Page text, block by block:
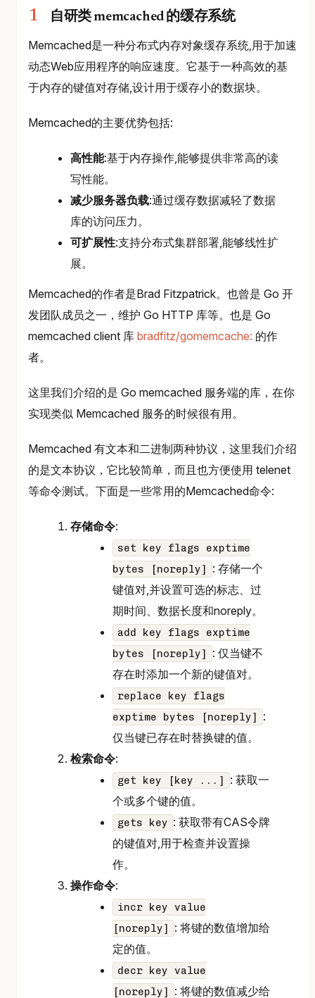
自研类 memcached 的缓存系统
Memcached是一种分布式内存对象缓存系统,用于加速
动态Web应用程序的响应速度。它基于一种高效的基
于内存的键值对存储,设计用于缓存小的数据块。
Memcached的主要优势包括:
高性能:基于内存操作,能够提供非常高的读
写性能。
减少服务器负载:通过缓存数据减轻了数据
库的访问压力。
可扩展性:支持分布式集群部署,能够线性扩
展。
Memcached的作者是Brad Fitzpatrick。也曾是 Go 开
发团队成员之一，维护 Go HTTP 库等。也是 Go
memcached client 库 bradfitz/gomemcache: 的作
者。
这里我们介绍的是 Go memcached 服务端的库，在你
实现类似 Memcached 服务的时候很有用。
Memcached 有文本和二进制两种协议，这里我们介绍
的是文本协议，它比较简单，而且也方便使用 telenet
等命令测试。下面是一些常用的Memcached命令:
存储命令:
set key flags exptime
bytes [noreply]
: 存储一个
键值对,并设置可选的标志、过
期时间、数据长度和noreply。
add key flags exptime
bytes [noreply]
: 仅当键不
存在时添加一个新的键值对。
replace key flags
exptime bytes [noreply]
:
仅当键已存在时替换键的值。
检索命令:
get key [key ...]
: 获取一
个或多个键的值。
gets key : 获取带有CAS令牌
的键值对,用于检查并设置操
作。
操作命令:
incr key value
[noreply]
: 将键的数值增加给
定的值。
decr key value
[noreply]
: 将键的数值减少给